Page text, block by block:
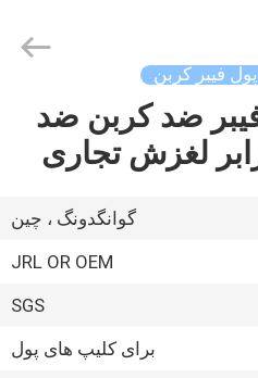
فیبر کربن
ضد کربن ضد
لغزش تجاری
گوانگدونگ ، چین
JRL OR OEM
SGS
برای کلیپ های پول